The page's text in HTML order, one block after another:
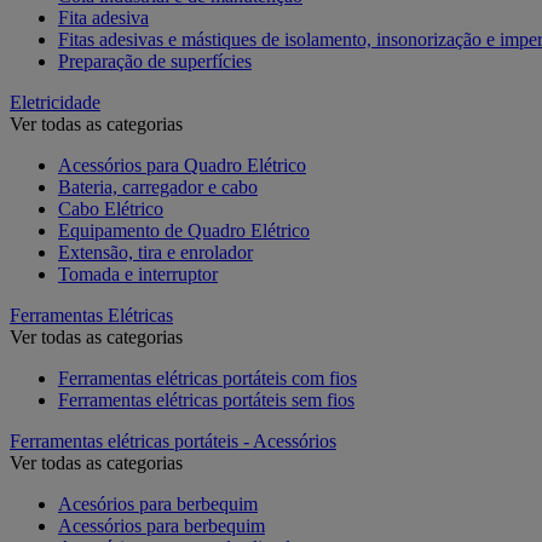
Fita adesiva
Fitas adesivas e mástiques de isolamento, insonorização e
Preparação de superfícies
Eletricidade
Ver todas as categorias
Acessórios para Quadro Elétrico
Bateria, carregador e cabo
Cabo Elétrico
Equipamento de Quadro Elétrico
Extensão, tira e enrolador
Tomada e interruptor
Ferramentas Elétricas
Ver todas as categorias
Ferramentas elétricas portáteis com fios
Ferramentas elétricas portáteis sem fios
Ferramentas elétricas portáteis - Acessórios
Ver todas as categorias
Acesórios para berbequim
Acessórios para berbequim